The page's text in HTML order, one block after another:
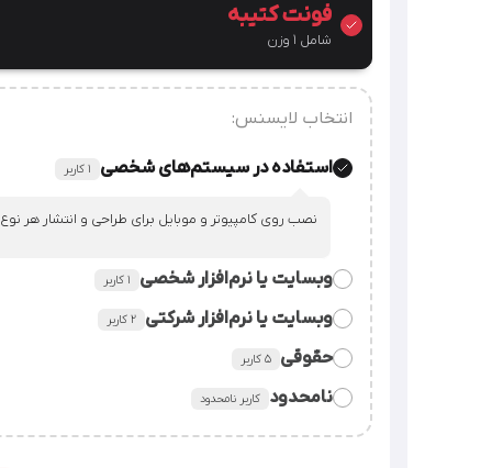
فونت کتیبه
شامل 1 وزن
انتخاب لایسنس:
استفاده در سیستم‌های شخصی ۱ کاربر
نصب روی کامپیوتر و موبایل برای طراحی و انتشار هر
وبسایت یا نرم‌افزار شخصی ۱ کاربر
قراردادن فایل فونت در سورس وبسایت یا نرم‌افزار
وبسایت یا نرم‌افزار شرکتی ٢ کاربر
قراردادن فایل فونت در سورس وبسایت یا نرم‌افزار شرکت.
حقوقی ۵ کاربر
استفاده از فایل فونت در همه‌ی امور شرکت، سازمان یا
نامحدود کاربر نامحدود